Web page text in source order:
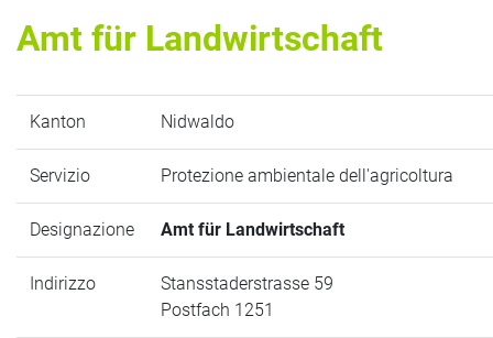
Amt für Landwirtschaft
Kanton Nidwaldo
Servizio Protezione ambientale dell'agricoltura
Designazione Amt für Landwirtschaft
Indirizzo
Stansstaderstrasse 59
Postfach 1251